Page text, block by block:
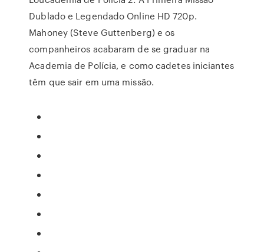
Dublado e Legendado Online HD 720p.
Mahoney (Steve Guttenberg) e os
companheiros acabaram de se graduar na
Academia de Polícia, e como cadetes iniciantes
têm que sair em uma missão.